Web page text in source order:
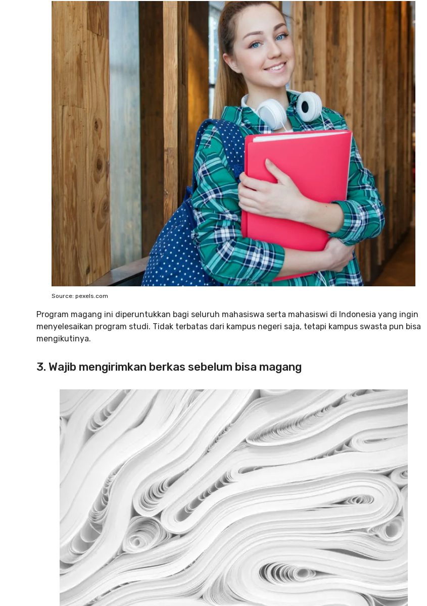
Source: pexels.com
Program magang ini diperuntukkan bagi seluruh mahasiswa serta mahasiswi di Indonesia yang ingin
menyelesaikan program studi. Tidak terbatas dari kampus negeri saja, tetapi kampus swasta pun bisa
mengikutinya.
3. Wajib mengirimkan berkas sebelum bisa magang